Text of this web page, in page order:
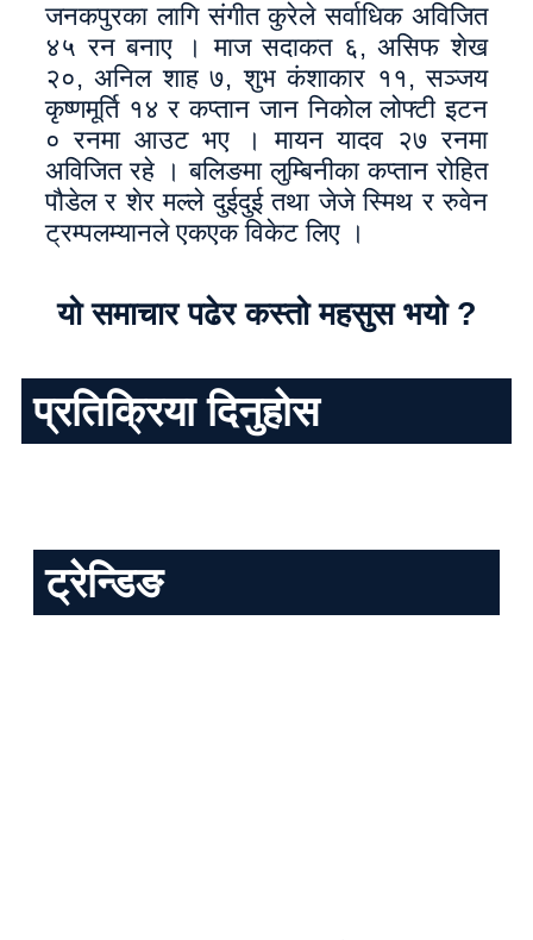
जनकपुरका लागि संगीत कुरेले सर्वाधिक अविजित
४५ रन बनाए । माज सदाकत ६, असिफ शेख
२०, अनिल शाह ७, शुभ कंशाकार ११, सञ्जय
कृष्णमूर्ति १४ र कप्तान जान निकोल लोफ्टी इटन
० रनमा आउट भए । मायन यादव २७ रनमा
अविजित रहे । बलिङमा लुम्बिनीका कप्तान रोहित
पौडेल र शेर मल्ले दुईदुई तथा जेजे स्मिथ र रुवेन
ट्रम्पलम्यानले एकएक विकेट लिए ।
यो समाचार पढेर कस्तो महसुस भयो ?
प्रतिक्रिया दिनुहोस
ट्रेन्डिङ